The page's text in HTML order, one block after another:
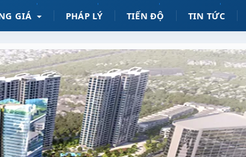
GIÁ PHÁP LÝ TIẾN ĐỘ TIN TỨC